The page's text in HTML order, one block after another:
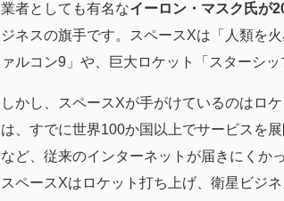
業者としても有名なイーロン・マスク氏が
ジネスの旗手です。スペースXは「人類を
ァルコン9」や、巨大ロケット「スターシ
しかし、スペースXが手がけているのはロ
は、すでに世界100か国以上でサービスを
など、従来のインターネットが届きにくか
スペースXはロケット打ち上げ、衛星ビジ